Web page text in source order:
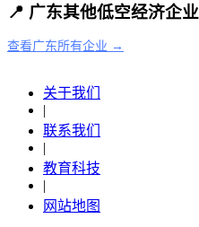
📍 广东其他低空经济企业
查看广东所有企业 →
关于我们
|
联系我们
|
教育科技
|
网站地图